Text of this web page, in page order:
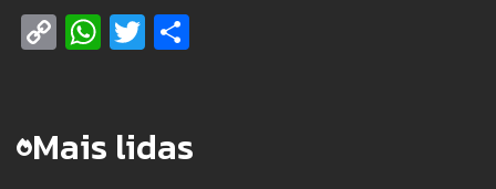
Copy
Link
WhatsApp
Twitter
Mais lidas